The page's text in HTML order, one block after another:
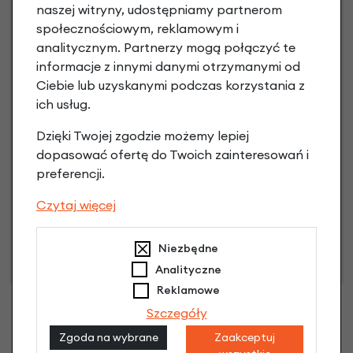
3 miesiące nie płacisz
Raty do 60 miesięcy
66 Kodeksu Cywilnego. Ostateczna decyzja o warunkach
i przyznaniu kredytu zostanie podjęta po ocenie
zdolności kredytowej.
naszej witryny, udostępniamy partnerom
społecznościowym, reklamowym i
analitycznym. Partnerzy mogą połączyć te
informacje z innymi danymi otrzymanymi od
Ciebie lub uzyskanymi podczas korzystania z
ich usług.
Dzięki Twojej zgodzie możemy lepiej
dopasować ofertę do Twoich zainteresowań i
preferencji.
Czytaj więcej
Niezbędne
Analityczne
Reklamowe
Szczegóły
Zgoda na wybrane
Zaakceptuj